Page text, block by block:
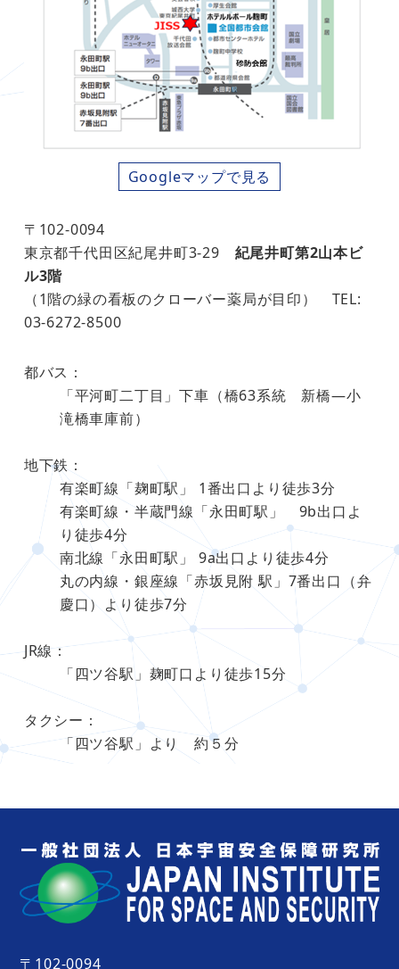
Googleマップで見る
〒102-0094
東京都千代田区紀尾井町3-29 紀尾井町第2山本ビ
ル3階
（1階の緑の看板のクローバー薬局が目印） TEL:
03-6272-8500
都バス：
「平河町二丁目」下車（橋63系統 新橋―小
滝橋車庫前）
地下鉄：
有楽町線「麹町駅」 1番出口より徒歩3分
有楽町線・半蔵門線「永田町駅」 9b出口よ
り徒歩4分
南北線「永田町駅」 9a出口より徒歩4分
丸の内線・銀座線「赤坂見附 駅」7番出口（弁
慶口）より徒歩7分
JR線：
「四ツ谷駅」麹町口より徒歩15分
タクシー：
「四ツ谷駅」より 約５分
〒102-0094